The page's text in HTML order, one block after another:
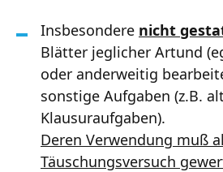
Insbesondere nicht
Blätter jeglicher Artund
oder anderweitig
sonstige Aufgaben (z.B.
Klausuraufgaben).
Deren Verwendung muß
Täuschungsversuch